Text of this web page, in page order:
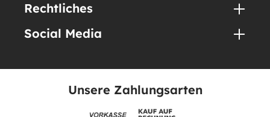
Rechtliches
Social Media
Unsere Zahlungsarten